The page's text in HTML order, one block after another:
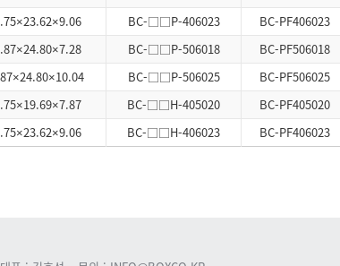
BC-□□P-406023 BC-PF406023
BC-□□P-506018 BC-PF506018
BC-□□P-506025 BC-PF506025
BC-□□H-405020 BC-PF405020
BC-□□H-406023 BC-PF406023